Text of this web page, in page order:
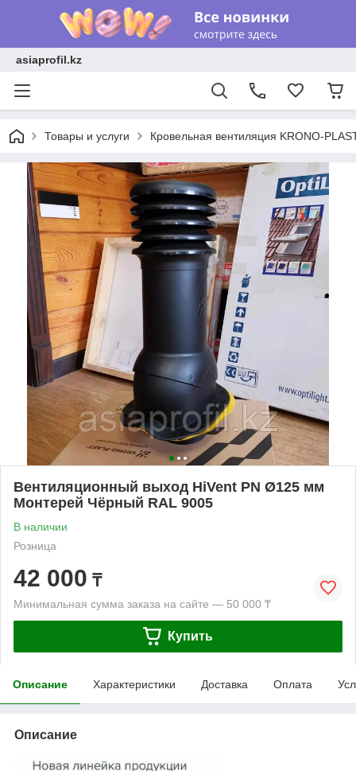
asiaprofil.kz
Товары и услуги Кровельная вентиляция KRONO-
Вентиляционный выход HiVent PN Ø125 мм
Монтерей Чёрный RAL 9005
В наличии
Розница
42 000 ₸
Минимальная сумма заказа на сайте — 50 000 ₸
Купить
Описание Характеристики Доставка Оплата
Описание